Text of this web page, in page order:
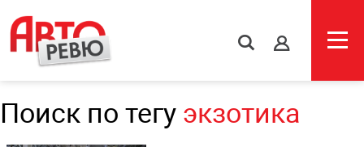
s
Поиск по тегу экзотика